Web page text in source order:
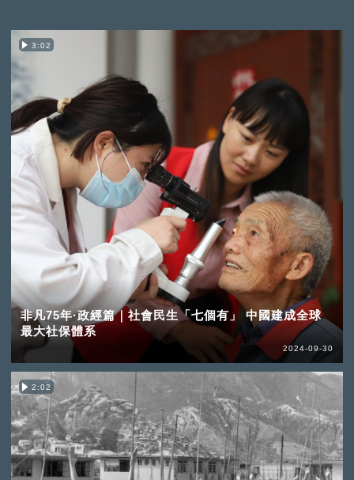
3:02
非凡75年·政經篇｜社會民生「七個有」 中國建成全球
最大社保體系
2024-09-30
2:02